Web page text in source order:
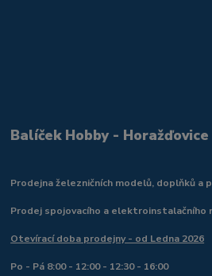
Balíček Hobby - Horažďovice
Prodejna železničních modelů, doplňků a
Prodej spojovacího a elektroinstalačního
Otevírací doba prodejny - od Ledna 2026
Po - Pá 8:00 - 12:00 - 12:30 - 16:00